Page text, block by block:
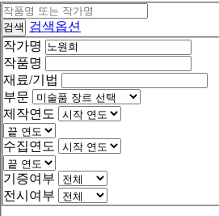
검색 검색옵션
작가명
작품명
재료/기법
부문
제작연도
수집연도
기증여부
전시여부